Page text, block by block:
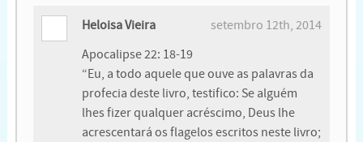
Heloisa Vieira
setembro 12th, 2014
Apocalipse 22: 18-19
“Eu, a todo aquele que ouve as palavras da
profecia deste livro, testifico: Se alguém
lhes fizer qualquer acréscimo, Deus lhe
acrescentará os flagelos escritos neste livro;